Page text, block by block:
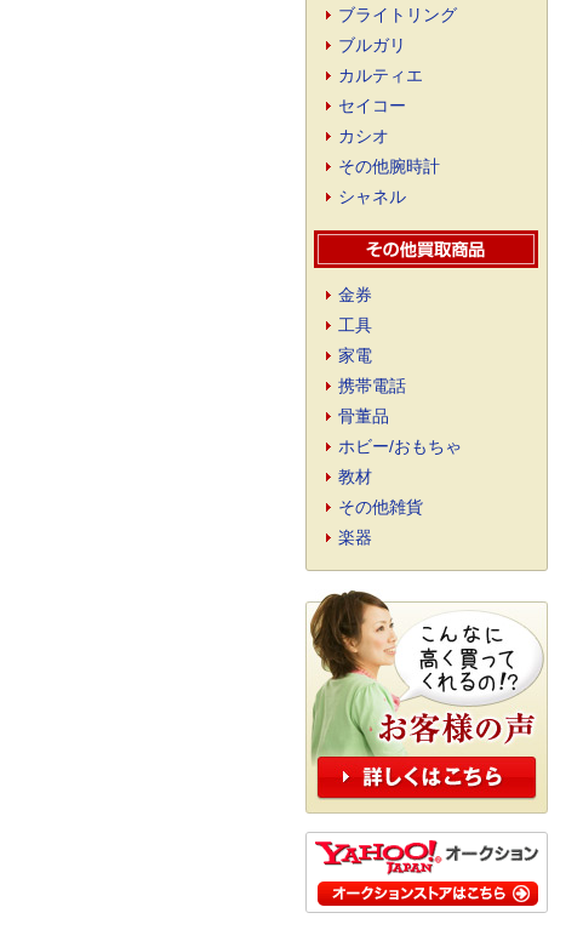
ブライトリング
ブルガリ
カルティエ
セイコー
カシオ
その他腕時計
シャネル
金券
工具
家電
携帯電話
骨董品
ホビー/おもちゃ
教材
その他雑貨
楽器